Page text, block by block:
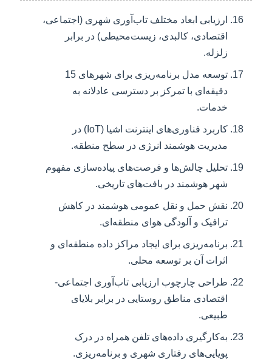
ارزیابی ابعاد مختلف تاب‌آوری شهری (اجتماعی،
اقتصادی، کالبدی، زیست‌محیطی) در برابر
زلزله.
توسعه مدل برنامه‌ریزی برای شهرهای 15
دقیقه‌ای با تمرکز بر دسترسی عادلانه به
خدمات.
کاربرد فناوری‌های اینترنت اشیا (IoT) در
مدیریت هوشمند انرژی در سطح منطقه.
تحلیل چالش‌ها و فرصت‌های پیاده‌سازی مفهوم
شهر هوشمند در بافت‌های تاریخی.
نقش حمل و نقل عمومی هوشمند در کاهش
ترافیک و آلودگی هوای منطقه‌ای.
برنامه‌ریزی برای ایجاد مراکز داده منطقه‌ای و
اثرات آن بر توسعه محلی.
طراحی چارچوب ارزیابی تاب‌آوری اجتماعی-
اقتصادی مناطق روستایی در برابر بلایای
طبیعی.
به‌کارگیری داده‌های تلفن همراه در درک
پویایی‌های رفتاری شهری و برنامه‌ریزی.